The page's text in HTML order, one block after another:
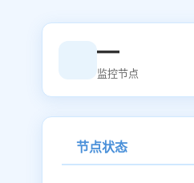
—
监控节点
节点状态